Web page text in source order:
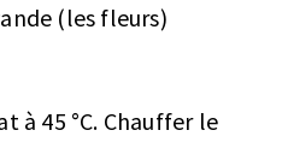
(les fleurs)
à 45 °C. Chauffer le